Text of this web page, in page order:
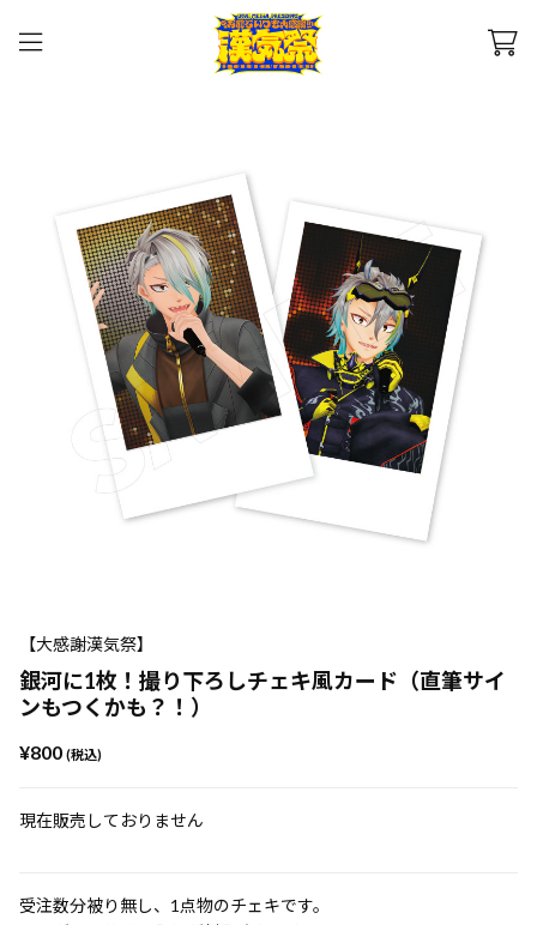
【大感謝漢気祭】
銀河に1枚！撮り下ろしチェキ風カード（直筆サイ
ンもつくかも？！）
¥800 (税込)
現在販売しておりません
受注数分被り無し、1点物のチェキです。